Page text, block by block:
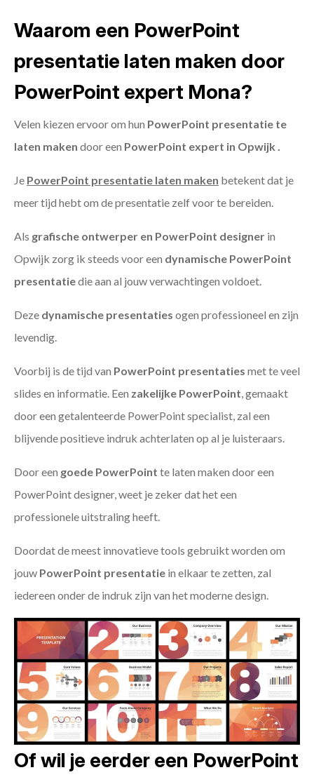
Waarom een PowerPoint
presentatie laten maken door
PowerPoint expert Mona?
Velen kiezen ervoor om hun PowerPoint presentatie te
laten maken door een PowerPoint expert in Opwijk .
Je PowerPoint presentatie laten maken betekent dat je
meer tijd hebt om de presentatie zelf voor te bereiden.
Als grafische ontwerper en PowerPoint designer in
Opwijk zorg ik steeds voor een dynamische PowerPoint
presentatiedie aan al jouw verwachtingen voldoet.
Deze dynamische presentaties ogen professioneel en zijn
levendig.
Voorbij is de tijd van PowerPoint presentaties met te veel
slides en informatie. Een zakelijke PowerPoint, gemaakt
door een getalenteerde PowerPoint specialist, zal een
blijvende positieve indruk achterlaten op al je luisteraars.
Door een goede PowerPoint te laten maken door een
PowerPoint designer, weet je zeker dat het een
professionele uitstraling heeft.
Doordat de meest innovatieve tools gebruikt worden om
jouw PowerPoint presentatie in elkaar te zetten, zal
iedereen onder de indruk zijn van het moderne design.
Of wil je eerder een PowerPoint